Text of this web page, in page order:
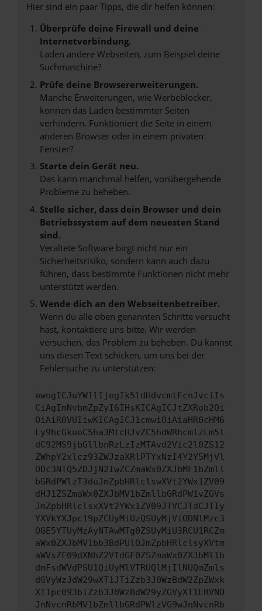
Hier sind ein paar Tipps, die dir helfen können:
Überprüfe deine Firewall und deine
Internetverbindung.
Laden andere Webseiten, zum Beispiel deine
Suchmaschine?
Prüfe deine Browsererweiterungen.
Manche Erweiterungen, wie Werbeblocker,
können das Laden bestimmter Seiten
verhindern. Funktioniert die Seite in einem
anderen Browser oder in einem privaten
Fenster?
Starte dein Gerät neu.
Das kann manchmal helfen, vorübergehende
Probleme zu beheben.
Stelle sicher, dass dein Browser und dein
Betriebssystem auf dem neuesten Stand
sind.
Veraltete Software birgt nicht nur ein
Sicherheitsrisiko, sondern kann auch dazu
führen, dass bestimmte Funktionen nicht mehr
unterstützt werden.
Wende dich an den Webseitenbetreiber.
Wenn du alle oben genannten Schritte versucht
hast, kontaktiere uns bitte. Wir werden
versuchen, das Problem zu beheben. Du kannst
uns diesen Text schicken, um uns bei der
Fehlersuche zu unterstützen:
ewogICJuYW1lIjogIk5ldHdvcmtFcnJvciIs
CiAgImNvbmZpZyI6IHsKICAgICJtZXRob2Qi
OiAiR0VUIiwKICAgICJ1cmwiOiAiaHR0cHM6
Ly9hcGkueC5ha3MtcHJvZC5hdWRhcmlzLm5l
dC92MS9jbGllbnRzLzIzMTAvd2Vic2l0ZS12
ZWhpY2xlcz93ZWJzaXRlPTYxNzI4Y2Y5MjVl
ODc3NTQ5ZDJjN2IwZCZmaWx0ZXJbMF1bZmll
bGRdPWlzT3duJmZpbHRlclswXVt2YWx1ZV09
dHJ1ZSZmaWx0ZXJbMV1bZmllbGRdPW1vZGVs
JmZpbHRlclsxXVt2YWx1ZV09JTVCJTdCJTIy
YXVkYXJpc19pZCUyMiUzQSUyMjViODNlMzc3
OGE5YTUyMzAyNTAwMTg0ZSUyMiU3RCU1RCZm
aWx0ZXJbMV1bb3BdPUlOJmZpbHRlclsyXVtm
aWVsZF09dXNhZ2VTdGF0ZSZmaWx0ZXJbMl1b
dmFsdWVdPSU1QiUyMlVTRUQlMjIlNUQmZmls
dGVyWzJdW29wXT1JTiZzb3J0WzBdW2ZpZWxk
XT1pc093biZzb3J0WzBdW29yZGVyXT1ERVND
JnNvcnRbMV1bZmllbGRdPWlzVG9wJnNvcnRb